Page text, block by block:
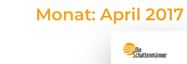
Monat: April 2017